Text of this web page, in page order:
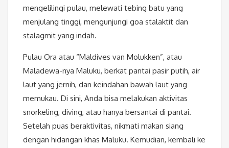
mengelilingi pulau, melewati tebing batu yang
menjulang tinggi, mengunjungi goa stalaktit dan
stalagmit yang indah.
Pulau Ora atau “Maldives van Molukken”, atau
Maladewa-nya Maluku, berkat pantai pasir putih, air
laut yang jernih, dan keindahan bawah laut yang
memukau. Di sini, Anda bisa melakukan aktivitas
snorkeling, diving, atau hanya bersantai di pantai.
Setelah puas beraktivitas, nikmati makan siang
dengan hidangan khas Maluku. Kemudian, kembali ke